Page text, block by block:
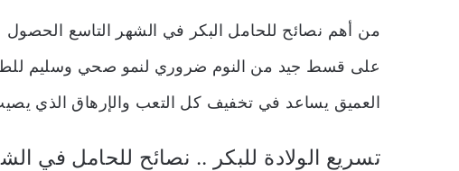
على قسط جيد من النوم ضروري لنمو صحي وسليم
العميق يساعد في تخفيف كل التعب والإرهاق الذي
تسريع الولادة للبكر .. نصائح للحامل في